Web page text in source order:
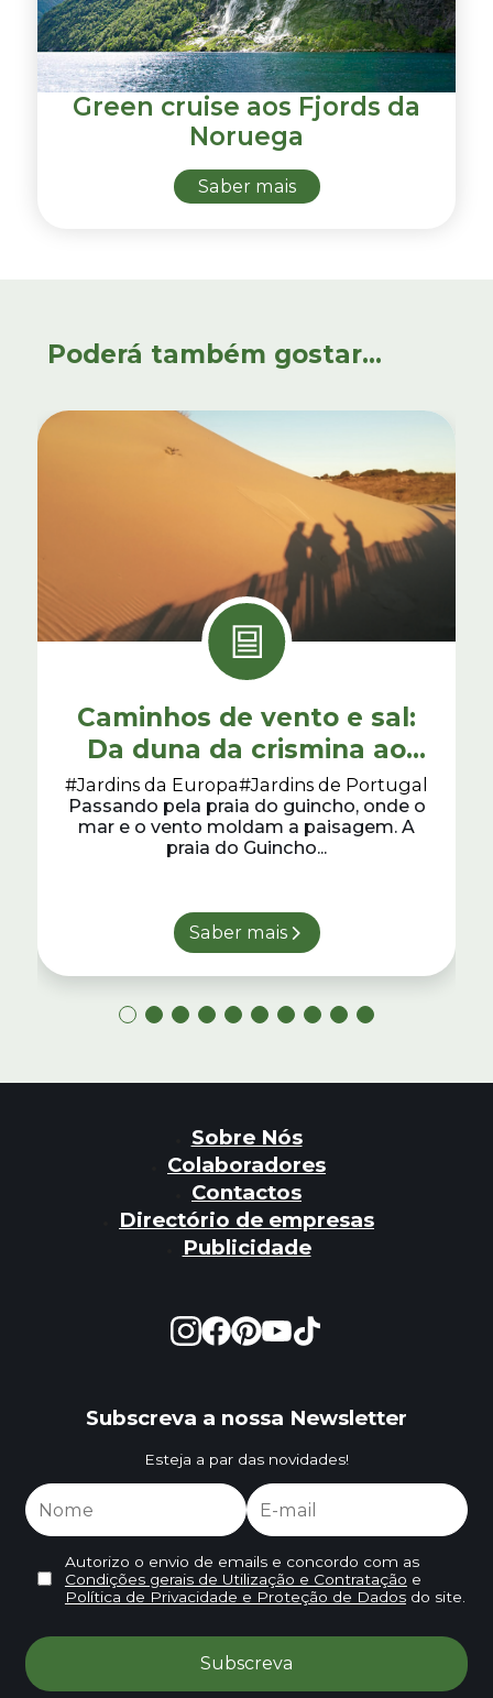
Green cruise aos Fjords da
Noruega
Saber mais
Poderá também gostar...
Caminhos de vento e sal:
Da duna da crismina ao
forte do abano
#Jardins da Europa#Jardins de Portugal
Passando pela praia do guincho, onde o
mar e o vento moldam a paisagem. A
praia do Guincho...
Saber mais
Sobre Nós
Colaboradores
Contactos
Directório de empresas
Publicidade
Subscreva a nossa Newsletter
Esteja a par das novidades!
Autorizo o envio de emails e concordo com as
Condições gerais de Utilização e Contratação e
Política de Privacidade e Proteção de Dadosdo site.